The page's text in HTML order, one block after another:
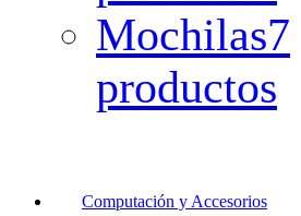
Mochilas7
productos
Computación y Accesorios